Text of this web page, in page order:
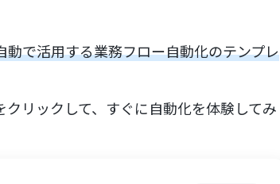
で活用する業務フロー自動化のテンプレ
リックして、すぐに自動化を体験してみ